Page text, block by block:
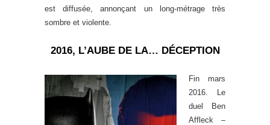
est diffusée, annonçant un long-métrage très
sombre et violente.
2016, L’AUBE DE LA… DÉCEPTION
Fin mars
2016. Le
duel Ben
Affleck –